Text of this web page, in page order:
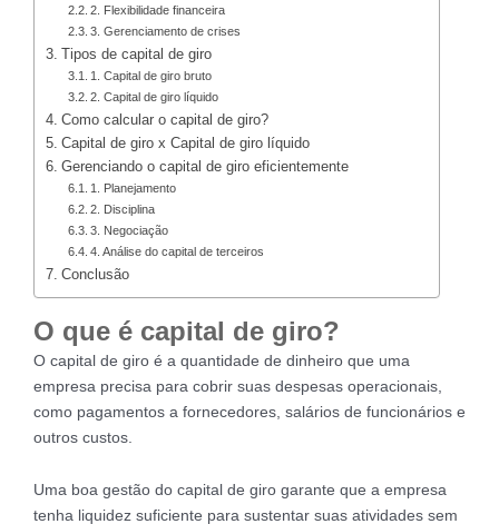
2. Flexibilidade financeira
3. Gerenciamento de crises
Tipos de capital de giro
1. Capital de giro bruto
2. Capital de giro líquido
Como calcular o capital de giro?
Capital de giro x Capital de giro líquido
Gerenciando o capital de giro eficientemente
1. Planejamento
2. Disciplina
3. Negociação
4. Análise do capital de terceiros
Conclusão
O que é capital de giro?
O capital de giro é a quantidade de dinheiro que uma
empresa precisa para cobrir suas despesas operacionais,
como pagamentos a fornecedores, salários de funcionários e
outros custos.
Uma boa gestão do capital de giro garante que a empresa
tenha liquidez suficiente para sustentar suas atividades sem